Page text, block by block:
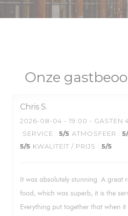
Onze
Chris S
2026-08-04 - 19:00 - GASTEN
SERVICE : 5/5 ATMOSFEER : 5
5/5 KWALITEIT / PRIJS : 5/5
It was absolutely stunning. A great
food, which was superb, it is the
Everything put together that when